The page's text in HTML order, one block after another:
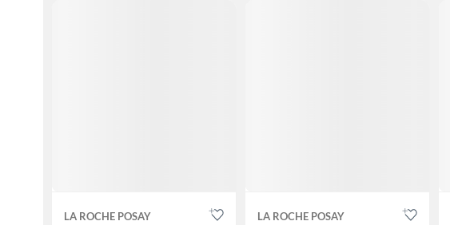
LA ROCHE POSAY LA ROCHE POSAY